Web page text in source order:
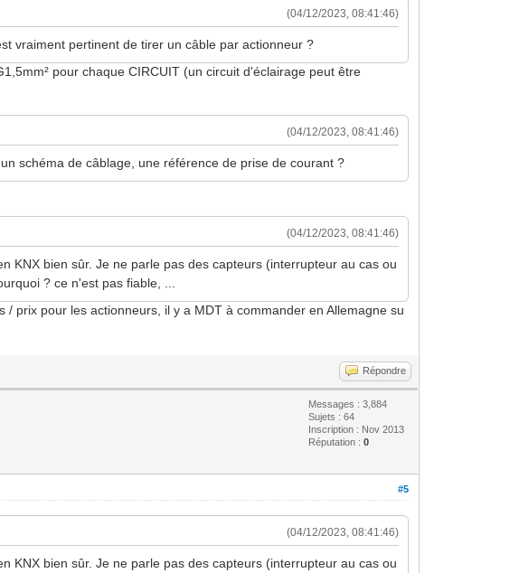
(04/12/2023, 08:41:46)
vraiment pertinent de tirer un câble par actionneur ?
pour chaque CIRCUIT (un circuit d'éclairage peut être
(04/12/2023, 08:41:46)
schéma de câblage, une référence de prise de courant ?
(04/12/2023, 08:41:46)
KNX bien sûr. Je ne parle pas des capteurs (interrupteur au cas ou
? ce n'est pas fiable, ...
prix pour les actionneurs, il y a MDT à commander en Allemagne su
Répondre
Messages : 3,884
Sujets : 64
Inscription : Nov 2013
Réputation :0
#5
(04/12/2023, 08:41:46)
KNX bien sûr. Je ne parle pas des capteurs (interrupteur au cas ou